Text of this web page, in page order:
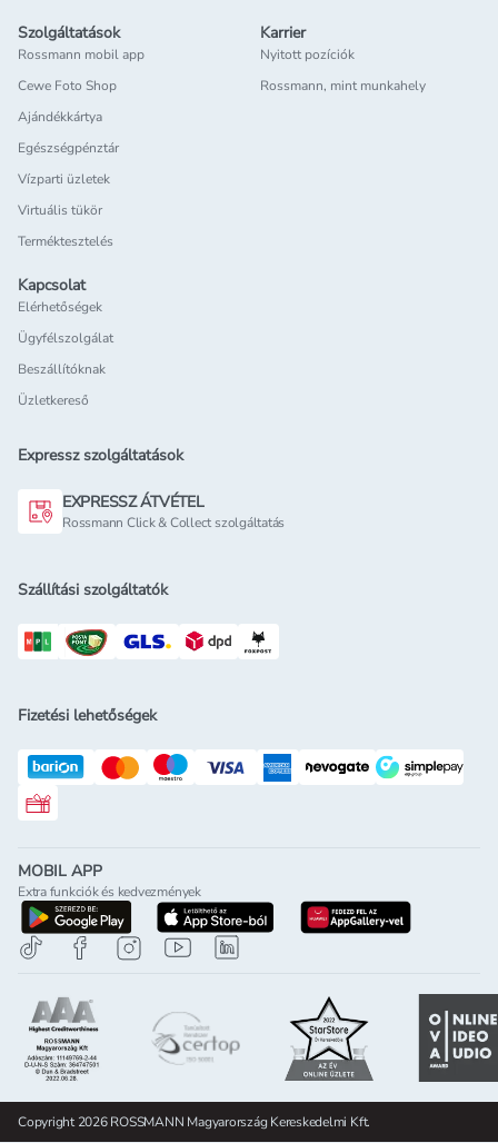
Szolgáltatások
Rossmann mobil app
Cewe Foto Shop
Ajándékkártya
Egészségpénztár
Vízparti üzletek
Virtuális tükör
Terméktesztelés
Karrier
Nyitott pozíciók
Rossmann, mint munkahely
Kapcsolat
Elérhetőségek
Ügyfélszolgálat
Beszállítóknak
Üzletkereső
Expressz szolgáltatások
EXPRESSZ ÁTVÉTEL
Rossmann Click & Collect szolgáltatás
Szállítási szolgáltatók
Fizetési lehetőségek
Rossmann ajándékkártya
MOBIL APP
Extra funkciók és kedvezmények
letöltés a google-play-rölletöltés az app-store-ból
letöltés
Copyright 2026 ROSSMANN Magyarország Kereskedelmi Kft.